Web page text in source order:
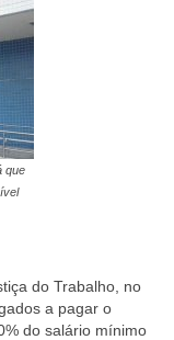
que
do Trabalho, no
a pagar o
do salário mínimo